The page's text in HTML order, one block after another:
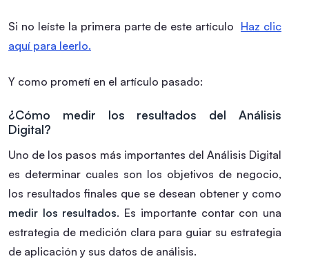
Si no leíste la primera parte de este artículo Haz clic
aquí para leerlo.
Y como prometí en el artículo pasado:
¿Cómo medir los resultados del Análisis
Digital?
Uno de los pasos más importantes del Análisis Digital
es determinar cuales son los objetivos de negocio,
los resultados finales que se desean obtener y como
medir los resultados. Es importante contar con una
estrategia de medición clara para guiar su estrategia
de aplicación y sus datos de análisis.